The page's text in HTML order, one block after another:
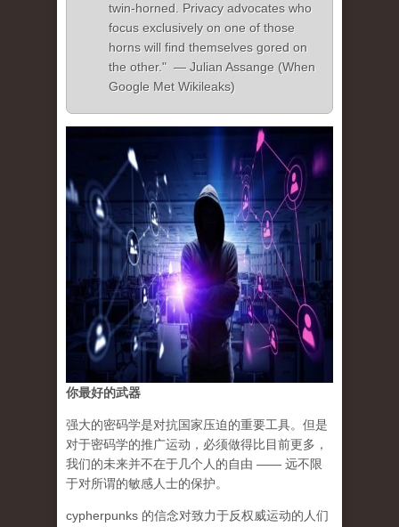
twin-horned. Privacy advocates who
focus exclusively on one of those
horns will find themselves gored on
the other." — Julian Assange (When
Google Met Wikileaks)
你最好的武器
强大的密码学是对抗国家压迫的重要工具。但是
对于密码学的推广运动，必须做得比目前更多，
我们的未来并不在于几个人的自由 —— 远不限
于对所谓的敏感人士的保护。
cypherpunks 的信念对致力于反权威运动的人们